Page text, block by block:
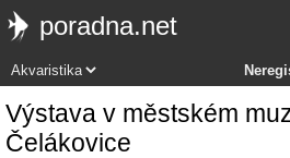
poradna.net
Výstava v městském
Čelákovice